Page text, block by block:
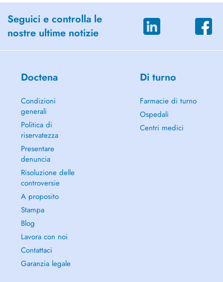
Seguici e controlla le
nostre ultime notizie
Doctena
Condizioni
generali
Politica di
riservatezza
Presentare
denuncia
Risoluzione delle
controversie
A proposito
Stampa
Blog
Lavora con noi
Contattaci
Garanzia legale
Di turno
Farmacie di turno
Ospedali
Centri medici